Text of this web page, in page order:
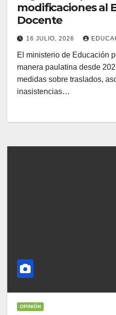
modificaciones al
Docente
16 JULIO, 2026
El ministerio de Educación
manera paulatina desde
medidas sobre traslados,
inasistencias…
OPINIÓN